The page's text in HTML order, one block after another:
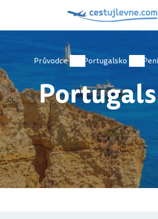
Průvodce Portugalsko